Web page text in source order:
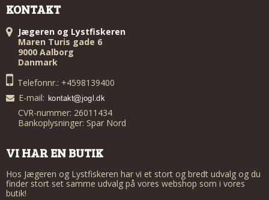
KONTAKT
Jægeren og Lystfiskeren
Maren Turis gade 6
9000 Aalborg
Danmark
Telefonnr.: +4598139400
E-mail:
CVR-nummer: 26011434
Bankoplysninger: Spar Nord
VI HAR EN BUTIK
Hos Jægeren og Lystfiskeren har vi et stort og bredt udvalg og du
finder stort set samme udvalg på vores webshop som i vores
butik!